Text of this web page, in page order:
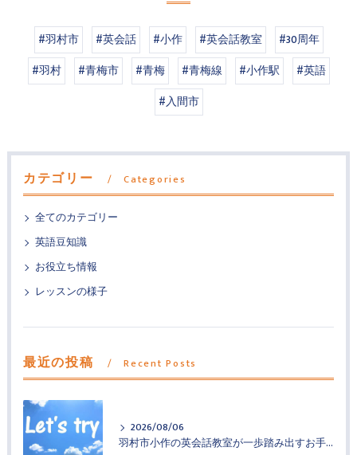
#羽村市 #英会話 #小作 #英会話教室
#30周年
#羽村
#青梅市 #青梅 #青梅線 #小作駅
#英語
#入間市
カテゴリー Categories
全てのカテゴリー
英語豆知識
お役立ち情報
レッスンの様子
最近の投稿 Recent Posts
2026/08/06
羽村市小作の英会話教室が一歩踏み出すお手伝い